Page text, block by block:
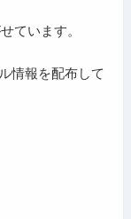
ています。
情報を配布して